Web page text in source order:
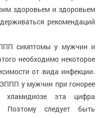
здоровьем и здоровьем
рекомендаций
симптомы у мужчин и
необходимо некоторое
от вида инфекции.
у мужчин при гонорее
эта цифра
Поэтому следует быть